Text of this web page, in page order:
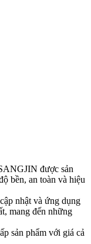
được sản
bền, an toàn và hiệu
nhật và ứng dụng
mang đến những
sản phẩm với giá cả